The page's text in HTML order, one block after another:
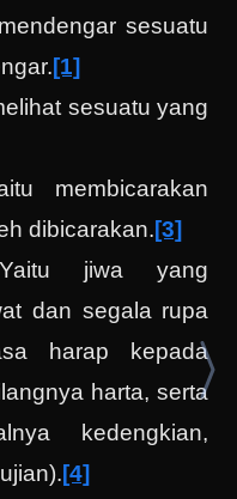
sesuatu
[1]
sesuatu yang
membicarakan
dibicarakan.[3]
jiwa yang
dan segala rupa
harap kepada
harta, serta
kedengkian,
[4]